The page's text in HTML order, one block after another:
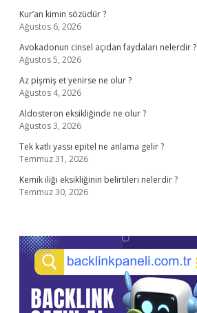
Kur’an kimin sözüdür ?
Ağustos 6, 2026
Avokadonun cinsel açıdan faydaları nelerdir ?
Ağustos 5, 2026
Az pişmiş et yenirse ne olur ?
Ağustos 4, 2026
Aldosteron eksikliğinde ne olur ?
Ağustos 3, 2026
Tek katlı yassı epitel ne anlama gelir ?
Temmuz 31, 2026
Kemik iliği eksikliğinin belirtileri nelerdir ?
Temmuz 30, 2026